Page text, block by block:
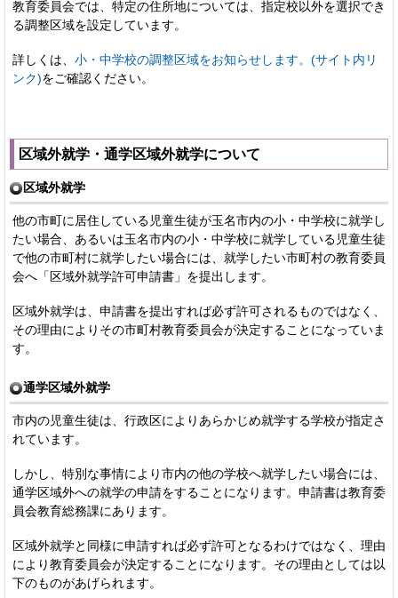
教育委員会では、特定の住所地については、指定校以外を選択でき
る調整区域を設定しています。
詳しくは、 小・中学校の調整区域をお知らせします。(サイト内リ
ンク)をご確認ください。
区域外就学・通学区域外就学について
区域外就学
他の市町に居住している児童生徒が玉名市内の小・中学校に就学し
たい場合、あるいは玉名市内の小・中学校に就学している児童生徒
で他の市町村に就学したい場合には、就学したい市町村の教育委員
会へ「区域外就学許可申請書」を提出します。
区域外就学は、申請書を提出すれば必ず許可されるものではなく、
その理由によりその市町村教育委員会が決定することになっていま
す。
通学区域外就学
市内の児童生徒は、行政区によりあらかじめ就学する学校が指定さ
れています。
しかし、特別な事情により市内の他の学校へ就学したい場合には、
通学区域外への就学の申請をすることになります。申請書は教育委
員会教育総務課にあります。
区域外就学と同様に申請すれば必ず許可となるわけではなく、理由
により教育委員会が決定することになります。その理由としては以
下のものがあげられます。